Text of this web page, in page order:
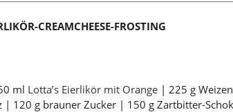
CREAMCHEESE-FROSTING
ml Lotta’s Eierlikör mit Orange | 225 g
| 120 g brauner Zucker | 150 g Zartbitter-